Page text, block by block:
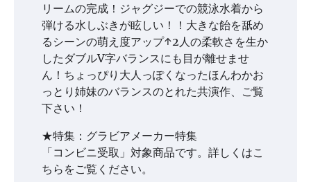
リームの完成！ジャグジーでの競泳水着から
弾ける水しぶきが眩しい！！大きな飴を舐め
るシーンの萌え度アップ↑2人の柔軟さを生か
したダブルV字バランスにも目が離せませ
ん！ちょっぴり大人っぽくなったほんわかお
っとり姉妹のバランスのとれた共演作、ご覧
下さい！
★特集：グラビアメーカー特集
「コンビニ受取」対象商品です。詳しくはこ
ちらをご覧ください。